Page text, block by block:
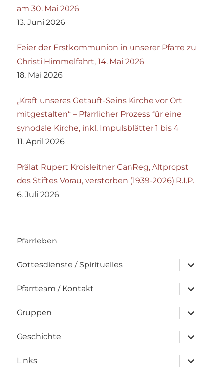
am 30. Mai 2026
13. Juni 2026
Feier der Erstkommunion in unserer Pfarre zu
Christi Himmelfahrt, 14. Mai 2026
18. Mai 2026
„Kraft unseres Getauft-Seins Kirche vor Ort
mitgestalten“ – Pfarrlicher Prozess für eine
synodale Kirche, inkl. Impulsblätter 1 bis 4
11. April 2026
Prälat Rupert Kroisleitner CanReg, Altpropst
des Stiftes Vorau, verstorben (1939-2026) R.I.P.
6. Juli 2026
Pfarrleben
Gottesdienste / Spirituelles
öffnen
Pfarrteam / Kontakt
öffnen
Gruppen
öffnen
Geschichte
öffnen
Links
öffnen